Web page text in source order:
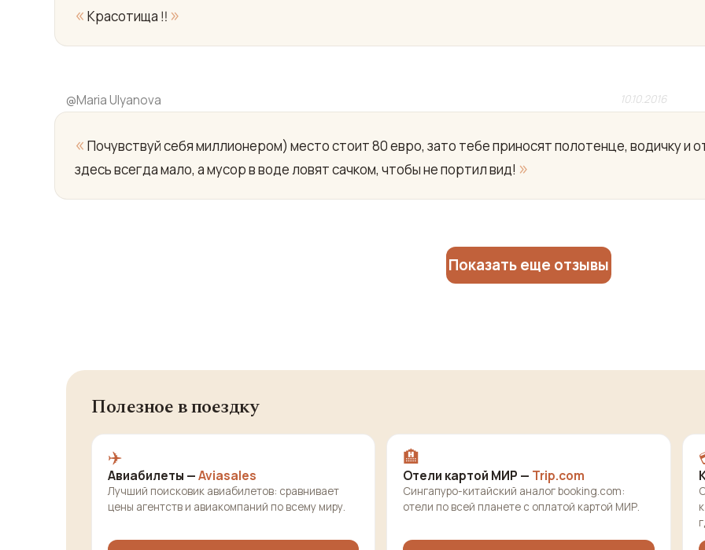
« Красотища ‼️ »
@Maria Ulyanova 10.10.2016
« Почувствуй себя миллионером) место стоит 80 евро, зато тебе приносят полотенце, водичку и
здесь всегда мало, а мусор в воде ловят сачком, чтобы не портил вид! »
Показать еще отзывы
Полезное в поездку
✈️
Авиабилеты —Aviasales
Лучший поисковик авиабилетов: сравнивает
цены агентств и авиакомпаний по всему миру.
🏨
Отели картой МИР — Trip.com
Сингапуро-китайский аналог booking.com:
отели по всей планете с оплатой картой МИР.